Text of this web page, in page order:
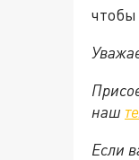
наш
Если